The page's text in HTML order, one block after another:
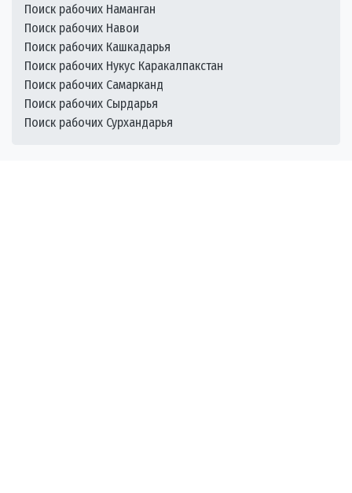
Поиск рабочих Наманган
Поиск рабочих Навои
Поиск рабочих Кашкадарья
Поиск рабочих Нукус Каракалпакстан
Поиск рабочих Самарканд
Поиск рабочих Сырдарья
Поиск рабочих Сурхандарья